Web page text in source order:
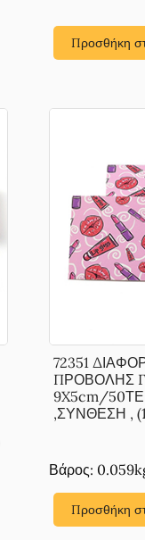
Προσθήκη
72351
ΠΡΟΒΟΛΗΣ
9X5cm/
,ΣΥΝΘΕΣΗ ,
Βάρος:
Προσθήκη